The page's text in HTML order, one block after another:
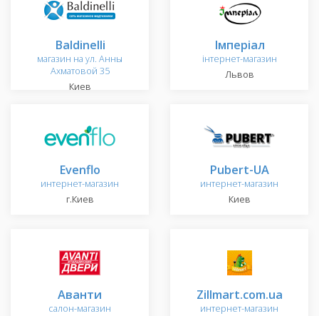
Baldinelli
магазин на ул. Анны
Ахматовой 35
Киев
Імперіал
інтернет-магазин
Львов
Evenflo
интернет-магазин
г.Киев
Pubert-UA
интернет-магазин
Киев
Аванти
салон-магазин
Zillmart.com.ua
интернет-магазин